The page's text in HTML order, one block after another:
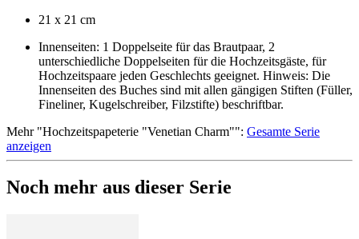
21 x 21 cm
Innenseiten: 1 Doppelseite für das Brautpaar, 2
unterschiedliche Doppelseiten für die Hochzeitsgäste, für
Hochzeitspaare jeden Geschlechts geeignet. Hinweis: Die
Innenseiten des Buches sind mit allen gängigen Stiften (Füller,
Fineliner, Kugelschreiber, Filzstifte) beschriftbar.
Mehr"Hochzeitspapeterie "Venetian Charm"": Gesamte Serie
anzeigen
Noch mehr aus dieser Serie